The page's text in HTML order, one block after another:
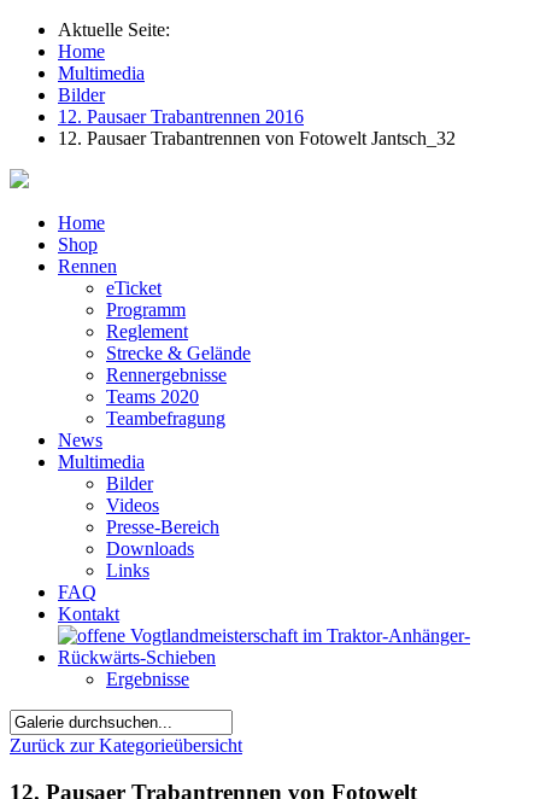
Aktuelle Seite:
Home
Multimedia
Bilder
12. Pausaer Trabantrennen 2016
12. Pausaer Trabantrennen von Fotowelt Jantsch_32
Home
Shop
Rennen
eTicket
Programm
Reglement
Strecke & Gelände
Rennergebnisse
Teams 2020
Teambefragung
News
Multimedia
Bilder
Videos
Presse-Bereich
Downloads
Links
FAQ
Kontakt
Ergebnisse
Zurück zur Kategorieübersicht
12. Pausaer Trabantrennen von Fotowelt